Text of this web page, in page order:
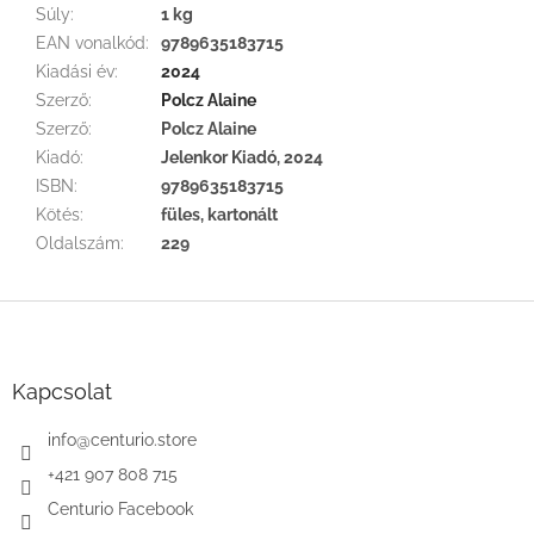
Súly:
1 kg
EAN vonalkód:
9789635183715
Kiadási év:
2024
Szerző:
Polcz Alaine
Szerző:
Polcz Alaine
Kiadó:
Jelenkor Kiadó, 2024
ISBN:
9789635183715
Kötés:
füles, kartonált
Oldalszám: 229
Kapcsolat
info@centurio.store
+421 907 808 715
Centurio Facebook